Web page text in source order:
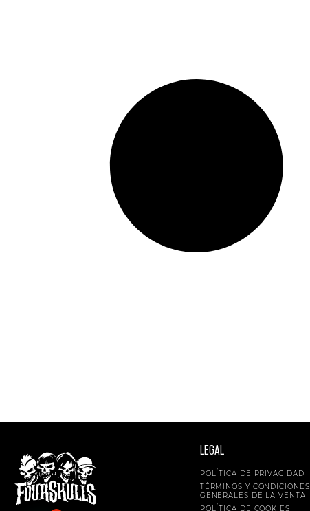
LEGAL
POLÍTICA DE PRIVACIDAD
TÉRMINOS Y CONDICIONES
GENERALES DE LA VENTA
POLÍTICA DE COOKIES